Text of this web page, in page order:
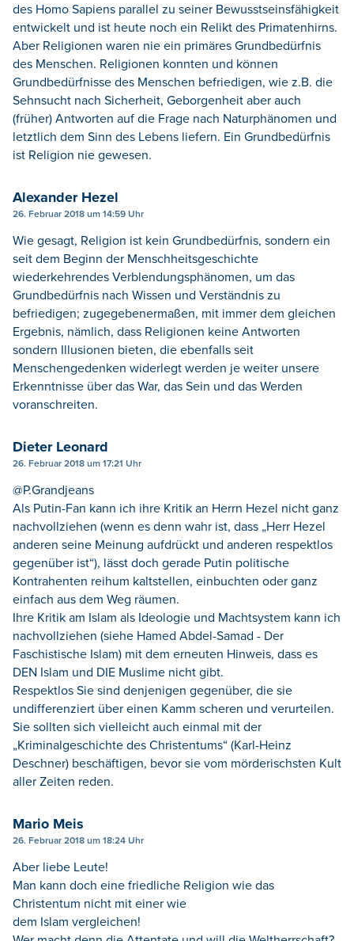
des Homo Sapiens parallel zu seiner Bewusstseinsfähigkeit
entwickelt und ist heute noch ein Relikt des Primatenhirns.
Aber Religionen waren nie ein primäres Grundbedürfnis
des Menschen. Religionen konnten und können
Grundbedürfnisse des Menschen befriedigen, wie z.B. die
Sehnsucht nach Sicherheit, Geborgenheit aber auch
(früher) Antworten auf die Frage nach Naturphänomen und
letztlich dem Sinn des Lebens liefern. Ein Grundbedürfnis
ist Religion nie gewesen.
Alexander Hezel
26. Februar 2018 um 14:59 Uhr
Wie gesagt, Religion ist kein Grundbedürfnis, sondern ein
seit dem Beginn der Menschheitsgeschichte
wiederkehrendes Verblendungsphänomen, um das
Grundbedürfnis nach Wissen und Verständnis zu
befriedigen; zugegebenermaßen, mit immer dem gleichen
Ergebnis, nämlich, dass Religionen keine Antworten
sondern Illusionen bieten, die ebenfalls seit
Menschengedenken widerlegt werden je weiter unsere
Erkenntnisse über das War, das Sein und das Werden
voranschreiten.
Dieter Leonard
26. Februar 2018 um 17:21 Uhr
@P.Grandjeans
Als Putin-Fan kann ich ihre Kritik an Herrn Hezel nicht ganz
nachvollziehen (wenn es denn wahr ist, dass „Herr Hezel
anderen seine Meinung aufdrückt und anderen respektlos
gegenüber ist“), lässt doch gerade Putin politische
Kontrahenten reihum kaltstellen, einbuchten oder ganz
einfach aus dem Weg räumen.
Ihre Kritik am Islam als Ideologie und Machtsystem kann ich
nachvollziehen (siehe Hamed Abdel-Samad - Der
Faschistische Islam) mit dem erneuten Hinweis, dass es
DEN Islam und DIE Muslime nicht gibt.
Respektlos Sie sind denjenigen gegenüber, die sie
undifferenziert über einen Kamm scheren und verurteilen.
Sie sollten sich vielleicht auch einmal mit der
„Kriminalgeschichte des Christentums“ (Karl-Heinz
Deschner) beschäftigen, bevor sie vom mörderischsten Kult
aller Zeiten reden.
Mario Meis
26. Februar 2018 um 18:24 Uhr
Aber liebe Leute!
Man kann doch eine friedliche Religion wie das
Christentum nicht mit einer wie
dem Islam vergleichen!